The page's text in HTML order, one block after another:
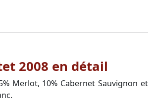
2008 en détail
Merlot, 10% Cabernet Sauvignon et